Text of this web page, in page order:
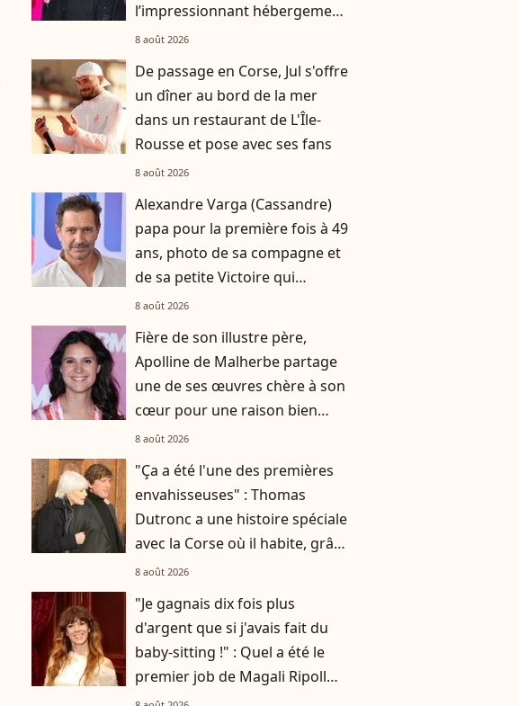
l’impressionnant hébergement
dans lequel il séjourne
8 août 2026
De passage en Corse, Jul s'offre
un dîner au bord de la mer
dans un restaurant de L'Île-
Rousse et pose avec ses fans
8 août 2026
Alexandre Varga (Cassandre)
papa pour la première fois à 49
ans, photo de sa compagne et
de sa petite Victoire qui
commence à faire ses nuits
8 août 2026
Fière de son illustre père,
Apolline de Malherbe partage
une de ses œuvres chère à son
cœur pour une raison bien
particulière
8 août 2026
"Ça a été l'une des premières
envahisseuses" : Thomas
Dutronc a une histoire spéciale
avec la Corse où il habite, grâce
à sa maman Françoise Hardy
8 août 2026
"Je gagnais dix fois plus
d'argent que si j'avais fait du
baby-sitting !" : Quel a été le
premier job de Magali Ripoll
(N'oubliez pas les paroles) ?